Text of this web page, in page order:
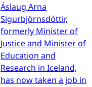
Áslaug Arna
Sigurbjörnsdóttir,
formerly Minister of
Justice and Minister of
Education and
Research in Iceland,
has now taken a job in